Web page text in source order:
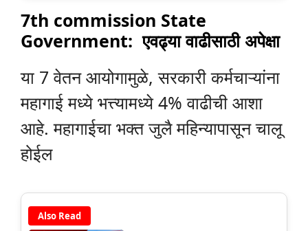
7th commission State
Government: एवढ्या वाढीसाठी अपेक्षा
या 7 वेतन आयोगामुळे, सरकारी कर्मचाऱ्यांना
महागाई मध्ये भत्त्यामध्ये 4% वाढीची आशा
आहे. महागाईचा भक्त जुलै महिन्यापासून चालू
होईल
Also Read